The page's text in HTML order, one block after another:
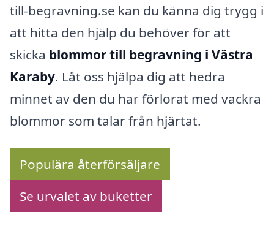
till-begravning.se kan du känna dig trygg i
att hitta den hjälp du behöver för att
skicka blommor till begravning i Västra
Karaby. Låt oss hjälpa dig att hedra
minnet av den du har förlorat med vackra
blommor som talar från hjärtat.
Populära återförsäljare
Se urvalet av buketter